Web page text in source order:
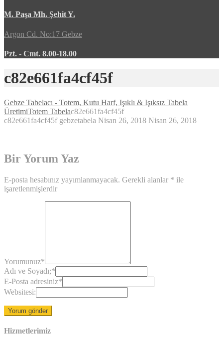
M. Paşa Mh. Şehit Y.
Argon Cd. No:17 Gebze
Pzt. - Cmt. 8.00-18.00
c82e661fa4cf45f
Gebze Tabelacı - Totem, Kutu Harf, Işıklı & Işıksız Tabela
ÜretimiTotem Tabelac82e661fa4cf45f
c82e661fa4cf45f gebzetabela Nisan 26, 2018 Nisan 26, 2018
Bir Yorum Yaz
E-posta hesabınız yayımlanmayacak. Gerekli alanlar * ile
işaretlenmişlerdir
Yorumunuz*
Adı ve Soyadı;*
E-Posta adresiniz*
Websitesi:
Hizmetlerimiz